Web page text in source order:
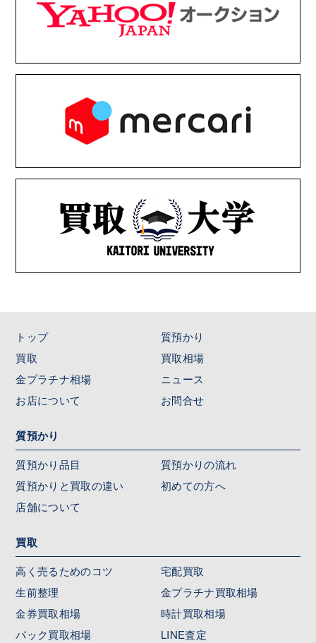
トップ
質預かり
買取
買取相場
金プラチナ相場
ニュース
お店について
お問合せ
質預かり
質預かり品目
質預かりの流れ
質預かりと買取の違い
初めての方へ
店舗について
買取
高く売るためのコツ
宅配買取
生前整理
金プラチナ買取相場
金券買取相場
時計買取相場
バック買取相場
LINE査定